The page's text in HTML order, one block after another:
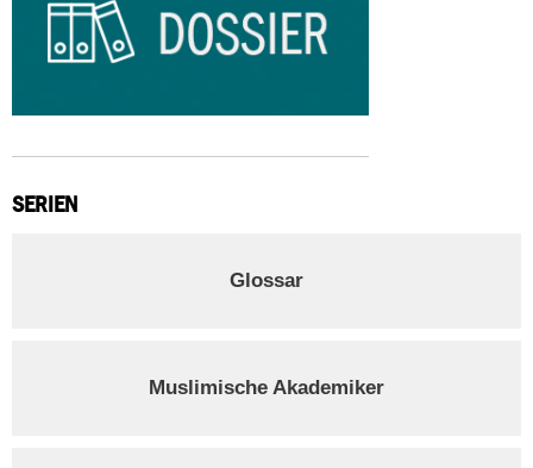
SERIEN
Glossar
Muslimische Akademiker